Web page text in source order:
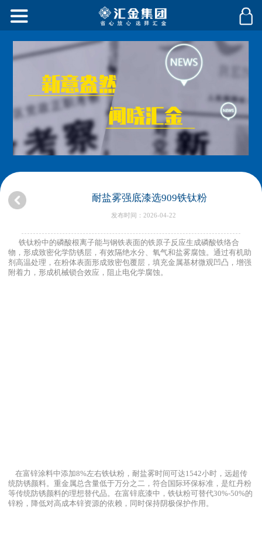
耐盐雾强底漆选909铁钛粉
发布时间：2026-04-22
铁钛粉中的磷酸根离子能与钢铁表面的铁原子反应生成磷酸铁络合
物，形成致密化学防锈层，有效隔绝水分、氧气和盐雾腐蚀。通过有机助
剂高温处理，在粉体表面形成致密包覆层，填充金属基材微观凹凸，增强
附着力，形成机械锁合效应，阻止电化学腐蚀。
在富锌涂料中添加8%左右铁钛粉，耐盐雾时间可达1542小时，远超传
统防锈颜料。重金属总含量低于万分之二，符合国际环保标准，是红丹粉
等传统防锈颜料的理想替代品。在富锌底漆中，铁钛粉可替代30%-50%的
锌粉，降低对高成本锌资源的依赖，同时保持阴极保护作用。